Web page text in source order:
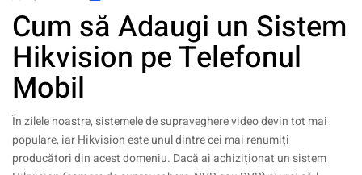
Cum să Adaugi un Sistem
Hikvision pe Telefonul
Mobil
În zilele noastre, sistemele de supraveghere video devin tot mai
populare, iar Hikvision este unul dintre cei mai renumiți
producători din acest domeniu. Dacă ai achiziționat un sistem